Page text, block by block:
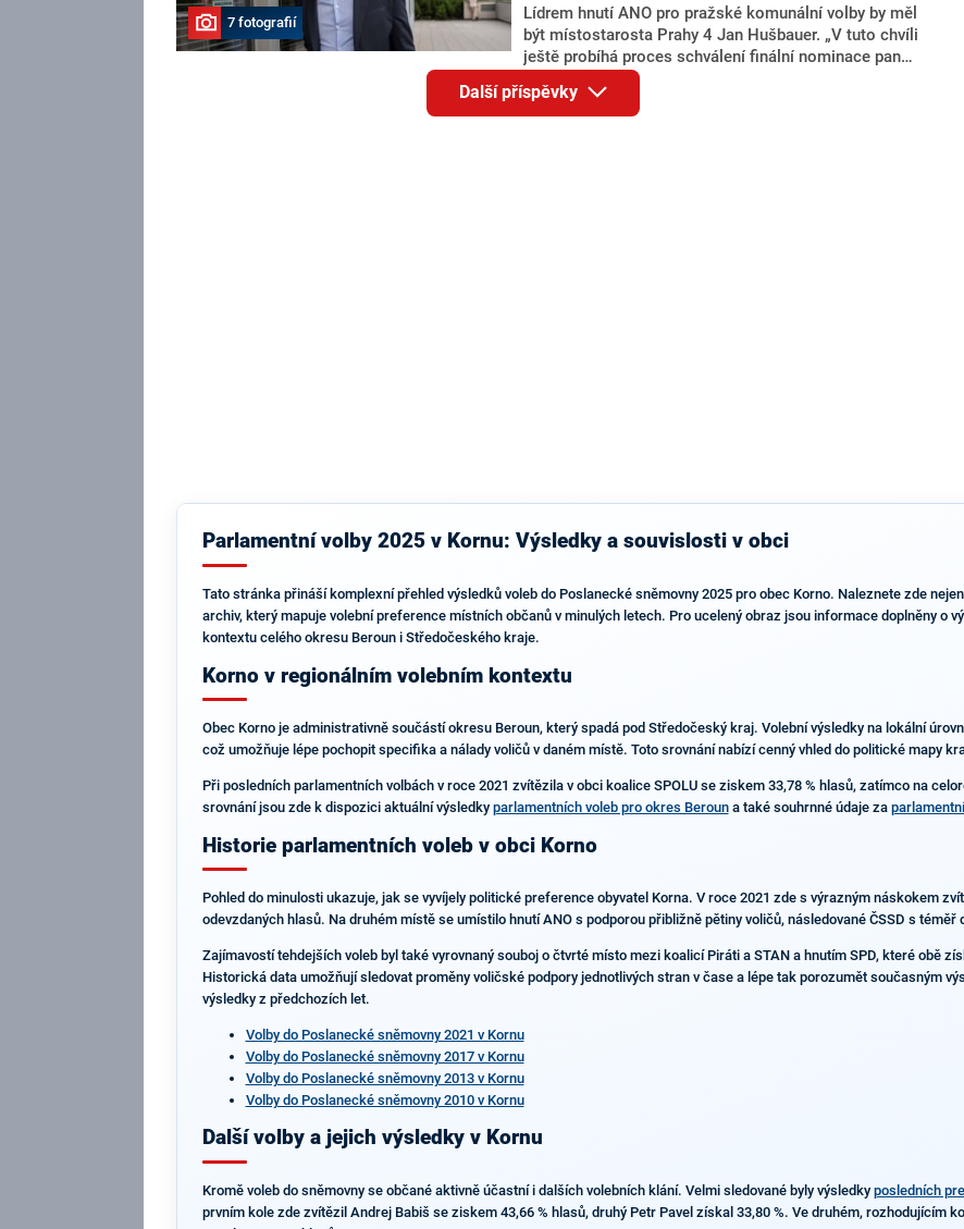
7 fotografií
Lídrem hnutí ANO pro pražské komunální volby by měl
být místostarosta Prahy 4 Jan Hušbauer. „V tuto chvíli
ještě probíhá proces schválení finální nominace pana
Jana Hušbauera Výborem hnutí ANO,“ uvedl pro
redakci místopředseda pražského ANO Martin
Benkovič. O Hušbauerovi se spekulovalo jako o
Další příspěvky
Parlamentní volby 2025 v Kornu: Výsledky a souvislosti v obci
Tato stránka přináší komplexní přehled výsledků voleb do Poslanecké sněmovny 2025 pro obec Korno. Naleznete zde
archiv, který mapuje volební preference místních občanů v minulých letech. Pro ucelený obraz jsou informace doplněny o
kontextu celého okresu Beroun i Středočeského kraje.
Korno v regionálním volebním kontextu
Obec Korno je administrativně součástí okresu Beroun, který spadá pod Středočeský kraj. Volební výsledky na lokální
což umožňuje lépe pochopit specifika a nálady voličů v daném místě. Toto srovnání nabízí cenný vhled do politické mapy
Při posledních parlamentních volbách v roce 2021 zvítězila v obci koalice SPOLU se ziskem 33,78 % hlasů, zatímco na
srovnání jsou zde k dispozici aktuální výsledky parlamentních voleb pro okres Berouna také souhrnné údaje za
Historie parlamentních voleb v obci Korno
Pohled do minulosti ukazuje, jak se vyvíjely politické preference obyvatel Korna. V roce 2021 zde s výrazným náskokem
odevzdaných hlasů. Na druhém místě se umístilo hnutí ANO s podporou přibližně pětiny voličů, následované ČSSD s téměř
Zajímavostí tehdejších voleb byl také vyrovnaný souboj o čtvrté místo mezi koalicí Piráti a STAN a hnutím SPD, které obě
Historická data umožňují sledovat proměny voličské podpory jednotlivých stran v čase a lépe tak porozumět současným
výsledky z předchozích let.
Volby do Poslanecké sněmovny 2021 v Kornu
Volby do Poslanecké sněmovny 2017 v Kornu
Volby do Poslanecké sněmovny 2013 v Kornu
Volby do Poslanecké sněmovny 2010 v Kornu
Další volby a jejich výsledky v Kornu
Kromě voleb do sněmovny se občané aktivně účastní i dalších volebních klání. Velmi sledované byly výsledky posledních
prvním kole zde zvítězil Andrej Babiš se ziskem 43,66 % hlasů, druhý Petr Pavel získal 33,80 %. Ve druhém, rozhodujícím